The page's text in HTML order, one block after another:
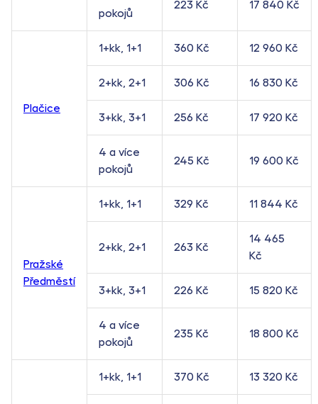
pokojů
223 Kč 17 840 Kč
Plačice
1+kk, 1+1 360 Kč 12 960 Kč
2+kk, 2+1 306 Kč 16 830 Kč
3+kk, 3+1 256 Kč 17 920 Kč
4 a více
pokojů
245 Kč 19 600 Kč
Pražské
Předměstí
1+kk, 1+1 329 Kč 11 844 Kč
2+kk, 2+1 263 Kč
14 465
Kč
3+kk, 3+1 226 Kč 15 820 Kč
4 a více
pokojů
235 Kč 18 800 Kč
1+kk, 1+1 370 Kč 13 320 Kč